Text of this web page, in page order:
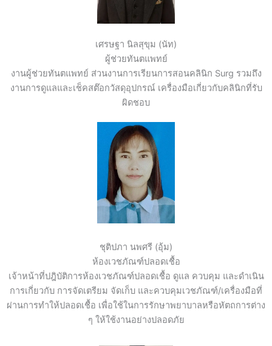
เศรษฐา นิลสุขุม (นัท)
ผู้ช่วยทันตแพทย์
งานผู้ช่วยทันตแพทย์ ส่วนงานการเรียนการสอนคลินิก Surg รวมถึง
งานการดูแลและเช็คสต๊อกวัสดุอุปกรณ์ เครื่องมือเกี่ยวกับคลินิกที่รับ
ผิดชอบ
ชุติปภา นพศรี (อุ้ม)
ห้องเวชภัณฑ์ปลอดเชื้อ
เจ้าหน้าที่ปฎิบัติการห้องเวชภัณฑ์ปลอดเชื้อ ดูแล ควบคุม และดำเนิน
การเกี่ยวกับ การจัดเตรียม จัดเก็บ และควบคุมเวชภัณฑ์/เครื่องมือที่
ผ่านการทำให้ปลอดเชื้อ เพื่อใช้ในการรักษาพยาบาลหรือหัตถการต่าง
ๆ ให้ใช้งานอย่างปลอดภัย